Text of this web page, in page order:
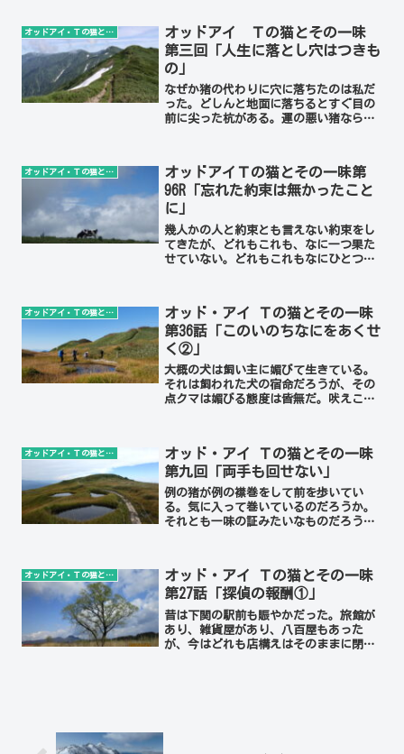
や、自分でまた縛り直したの...
オッドアイ・Ｔの猫とその一味
オッドアイ Ｔの猫とその一味
第三回「人生に落とし穴はつきも
の」
なぜか猪の代わりに穴に落ちたのは私だ
った。どしんと地面に落ちるとすぐ目の
前に尖った杭がある。運の悪い猪なら、
ら下げられて干物になる。自力では上が
れそうもないので私は声を...
オッドアイ・Ｔの猫とその一味
オッドアイＴの猫とその一味第
96R「忘れた約束は無かったこと
に」
幾人かの人と約束とも言えない約束をし
てきたが、どれもこれも、なに一つ果た
せていない。どれもこれもなにひとつ。
は、生き方を変えた彼らの消息さえ知ら
ない私とは何者かということ...
オッドアイ・Ｔの猫とその一味
オッド・アイ Ｔの猫とその一味
第36話「このいのちなにをあくせ
く②」
大概の犬は飼い主に媚びて生きている。
それは飼われた犬の宿命だろうが、その
点クマは媚びる態度は皆無だ。吠えこそ
噛もうとする。もしかする...
オッドアイ・Ｔの猫とその一味
オッド・アイ Ｔの猫とその一味
第九回「両手も回せない」
例の猪が例の襟巻をして前を歩いてい
る。気に入って巻いているのだろうか。
それとも一味の証みたいなものだろう
聞いてみた。「欲しいのか、欲しければ
やるぞ」猪は先を急いでいるの...
オッドアイ・Ｔの猫とその一味
オッド・アイ Ｔの猫とその一味
第27話「探偵の報酬①」
昔は下関の駅前も賑やかだった。旅館が
あり、雑貨屋があり、八百屋もあった
が、今はどれも店構えはそのままに閉じ